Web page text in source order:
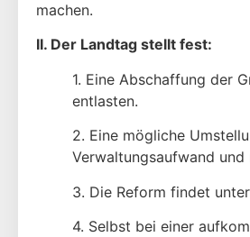
machen.
II. Der Landtag stellt fest:
1. Eine Abschaffung der
entlasten.
2. Eine mögliche
Verwaltungsaufwand
3. Die Reform findet
4. Selbst bei einer